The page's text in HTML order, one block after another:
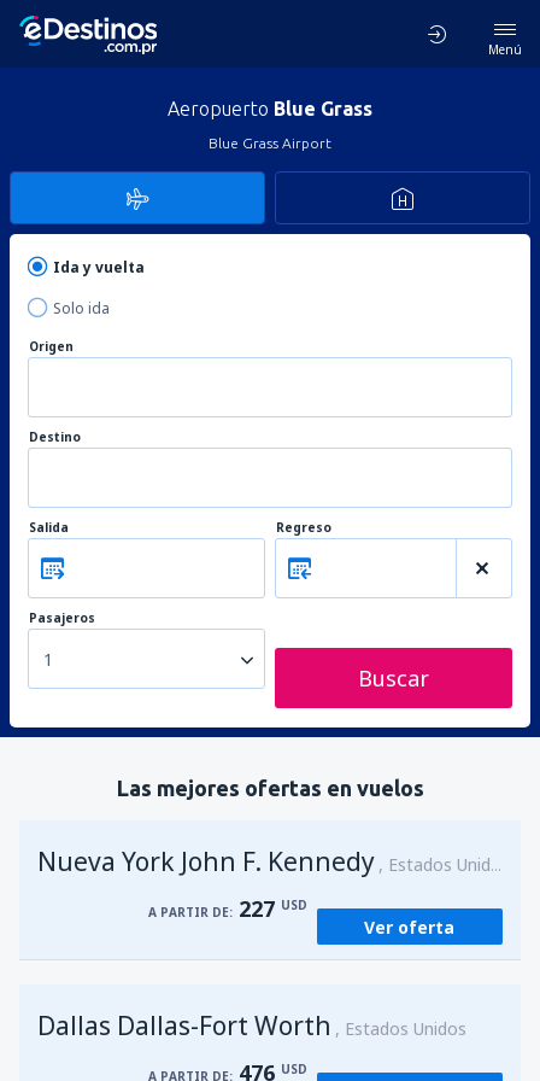
Menú
Aeropuerto Blue Grass
Blue Grass Airport
Ida y vuelta
Solo ida
Origen
Destino
Salida Regreso
Pasajeros
1
Buscar
Las mejores ofertas en vuelos
Nueva York John F. Kennedy Estados Unidos
A PARTIR DE: 227 USD
Ver oferta
Dallas Dallas-Fort Worth Estados Unidos
A PARTIR DE: 476 USD